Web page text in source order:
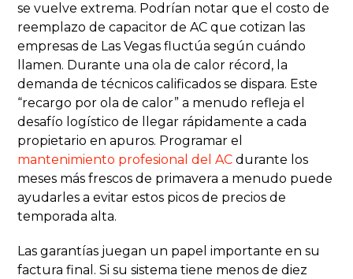
se vuelve extrema. Podrían notar que el costo de
reemplazo de capacitor de AC que cotizan las
empresas de Las Vegas fluctúa según cuándo
llamen. Durante una ola de calor récord, la
demanda de técnicos calificados se dispara. Este
“recargo por ola de calor” a menudo refleja el
desafío logístico de llegar rápidamente a cada
propietario en apuros. Programar el
mantenimiento profesional del AC durante los
meses más frescos de primavera a menudo puede
ayudarles a evitar estos picos de precios de
temporada alta.
Las garantías juegan un papel importante en su
factura final. Si su sistema tiene menos de diez